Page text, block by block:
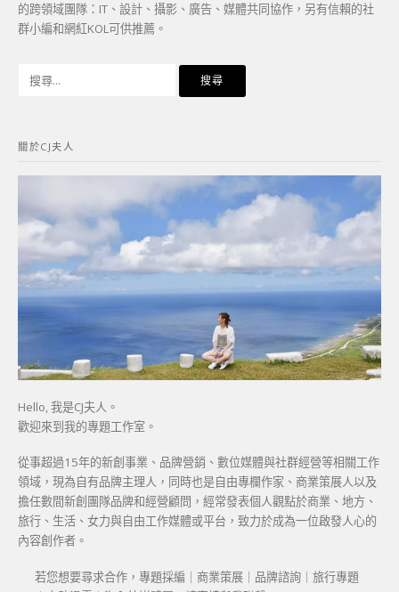
的跨領域團隊：IT、設計、攝影、廣告、媒體共同協作，另有信賴的社
群小編和網紅KOL可供推薦。
字:
關於CJ夫人
Hello, 我是CJ夫人。
歡迎來到我的專題工作室。
從事超過15年的新創事業、品牌營銷、數位媒體與社群經營等相關工作
領域，現為自有品牌主理人，同時也是自由專欄作家、商業策展人以及
擔任數間新創團隊品牌和經營顧問，經常發表個人觀點於商業、地方、
旅行、生活、女力與自由工作媒體或平台，致力於成為一位啟發人心的
內容創作者。
若您想要尋求合作，專題採編｜商業策展｜品牌諮詢｜旅行專題